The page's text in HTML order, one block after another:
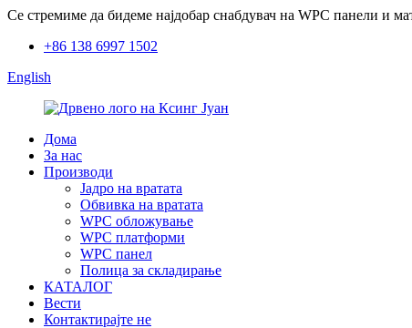
Се стремиме да бидеме најдобар снабдувач на WPC панели и
+86 138 6997 1502
English
Дома
За нас
Производи
Јадро на вратата
Обвивка на вратата
WPC обложување
WPC платформи
WPC панел
Полица за складирање
КАТАЛОГ
Вести
Контактирајте не